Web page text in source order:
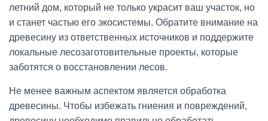
летний дом, который не только украсит ваш участок, но
и станет частью его экосистемы. Обратите внимание на
древесину из ответственных источников и поддержите
локальные лесозаготовительные проекты, которые
заботятся о восстановлении лесов.
Не менее важным аспектом является обработка
древесины. Чтобы избежать гниения и повреждений,